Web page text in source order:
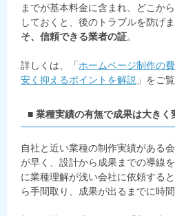
までが基本料金に含まれ、どこか
しておくと、後のトラブルを防げま
そ、信頼できる業者の証。
詳しくは、「ホームページ制作の
安く抑えるポイントを解説 」をご
■ 業種実績の有無で成果は大きく
自社と近い業種の制作実績がある
が早く、設計から成果までの導線
に業種理解が浅い会社に依頼する
ら手間取り、成果が出るまでに時